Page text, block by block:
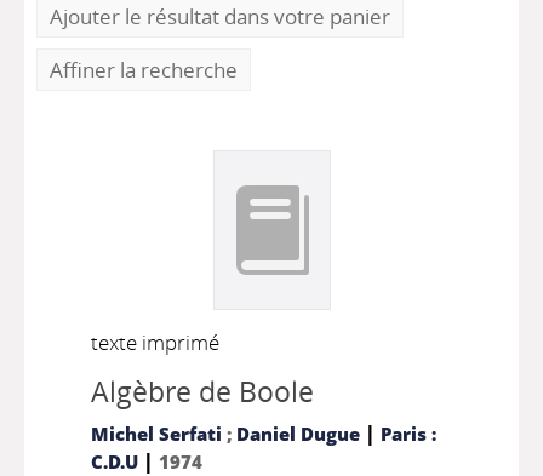
Ajouter le résultat dans votre panier
Affiner la recherche
texte imprimé
Algèbre de Boole
Michel Serfati ; Daniel Dugue | Paris :
C.D.U| 1974